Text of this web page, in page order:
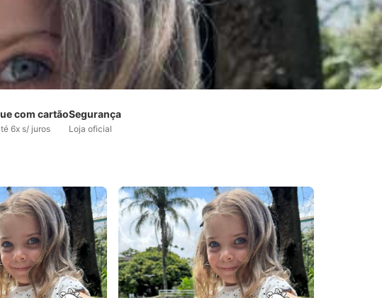
com cartão
6x s/ juros
Segurança
Loja oficial